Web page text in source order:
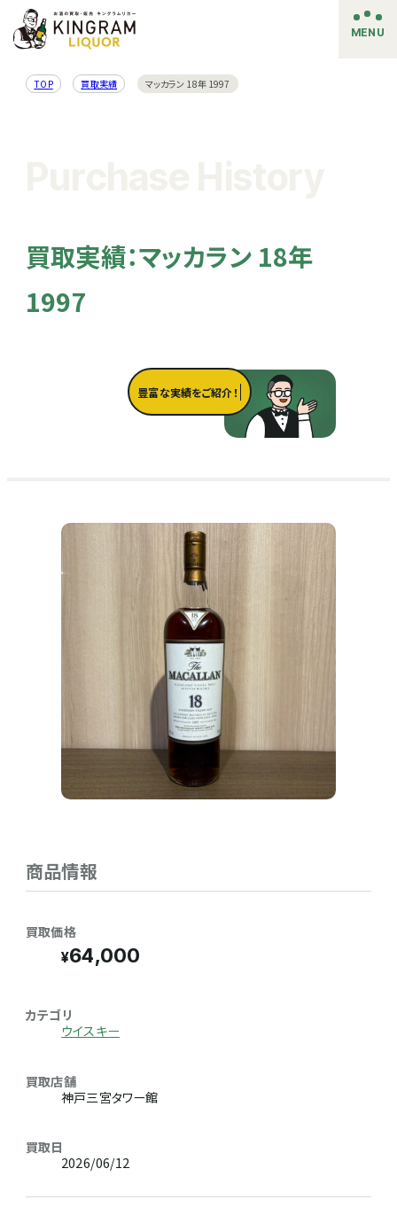
MENU
TOP 買取実績 マッカラン 18年 1997
買取実績：マッカラン 18年
1997
豊富な実績をご紹介！
商品情報
買取価格
64,000
カテゴリ
ウイスキー
買取店舗
神戸三宮タワー館
買取日
2026/06/12